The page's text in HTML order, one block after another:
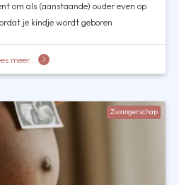
om als (aanstaande) ouder even op
je kindje wordt geboren
meer...
Zwangerschap